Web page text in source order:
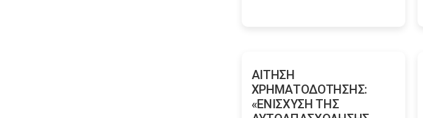
ΑΙΤΗΣΗ
ΧΡΗΜΑΤΟΔΟΤΗΣΗΣ:
«ΕΝΙΣΧΥΣΗ ΤΗΣ